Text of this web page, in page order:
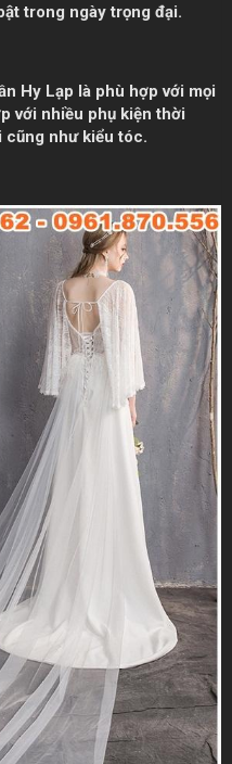
trong ngày trọng đại.
Hy Lạp là phù hợp với mọi
với nhiều phụ kiện thời
cũng như kiểu tóc.